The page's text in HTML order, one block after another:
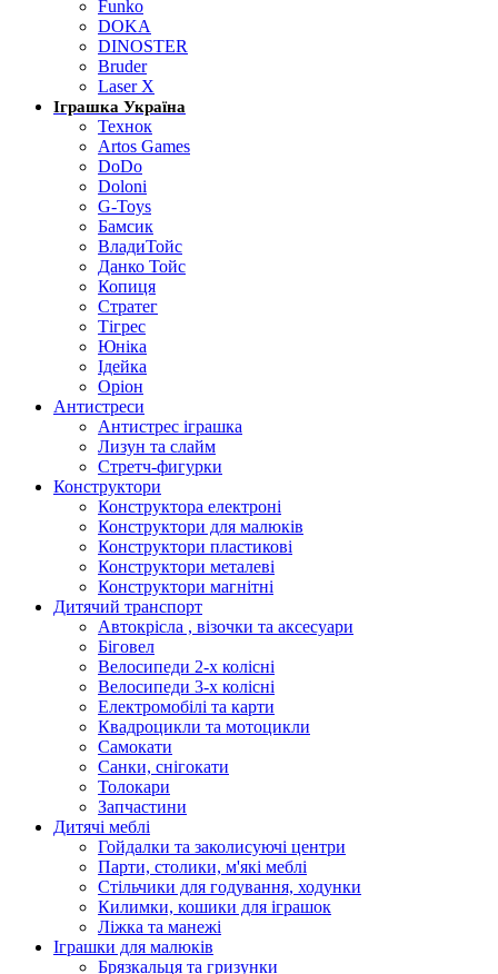
Funko
DOKA
DINOSTER
Bruder
Laser X
Іграшка Україна
Технок
Artos Games
DoDo
Doloni
G-Toys
Бамсик
ВладиТойс
Данко Тойс
Копиця
Стратег
Тігрес
Юніка
Ідейка
Оріон
Антистреси
Антистрес іграшка
Лизун та слайм
Стретч-фигурки
Конструктори
Конструктора електроні
Конструктори для малюків
Конструктори пластикові
Конструктори металеві
Конструктори магнітні
Дитячий транспорт
Автокрісла , візочки та аксесуари
Біговел
Велосипеди 2-х колісні
Велосипеди 3-х колісні
Електромобілі та карти
Квадроцикли та мотоцикли
Самокати
Санки, снігокати
Толокари
Запчастини
Дитячі меблі
Гойдалки та заколисуючі центри
Парти, столики, м'які меблі
Стільчики для годування, ходунки
Килимки, кошики для іграшок
Ліжка та манежі
Іграшки для малюків
Брязкальця та гризунки